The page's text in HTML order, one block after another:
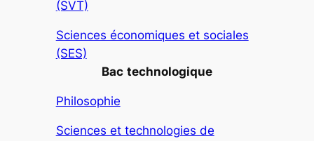
(SVT)
Sciences économiques et sociales
(SES)
Bac technologique
Philosophie
Sciences et technologies de